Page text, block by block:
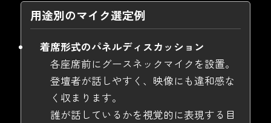
用途別のマイク選定例
着席形式のパネルディスカッション
各座席前にグースネックマイクを設置。
登壇者が話しやすく、映像にも違和感な
く収まります。
誰が話しているかを視覚的に表現する目